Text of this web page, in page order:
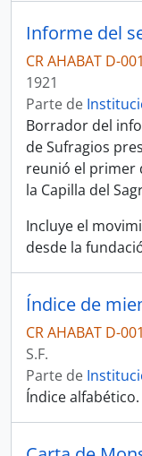
CR AHABAT D-
1921
Parte de
Borrador del
de Sufragios
reunió el primer
la Capilla del
Incluye el
desde la
CR AHABAT D-
S.F.
Parte de
Índice alfabético.